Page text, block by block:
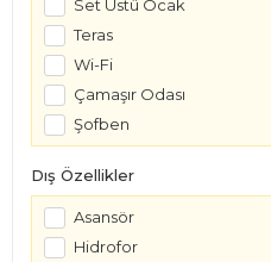
Set Üstü Ocak
Teras
Wi-Fi
Çamaşır Odası
Şofben
Dış Özellikler
Asansör
Hidrofor